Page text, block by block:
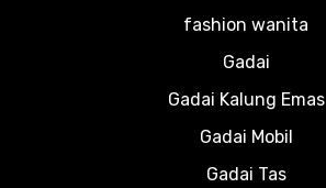
fashion wanita
Gadai
Gadai Kalung Emas
Gadai Mobil
Gadai Tas